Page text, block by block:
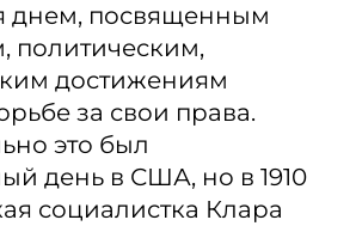
днем, посвященным
политическим,
достижениям
за свои права.
это был
день в США, но в 1910
социалистка Клара